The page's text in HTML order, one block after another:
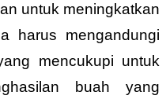
untuk meningkatkan
harus mengandungi
mencukupi untuk
buah yang